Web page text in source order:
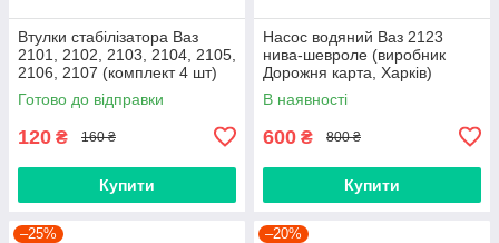
Втулки стабілізатора Ваз
2101, 2102, 2103, 2104, 2105,
2106, 2107 (комплект 4 шт)
виробник Gumex, Польща
Готово до відправки
120 ₴ 160 ₴
Купити
Насос водяний Ваз 2123
нива-шевроле (виробник
Дорожня карта, Харків)
В наявності
600 ₴ 800 ₴
Купити
–25% –20%